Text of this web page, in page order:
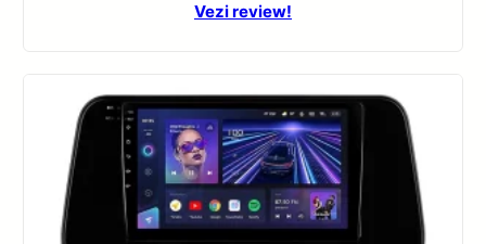
Vezi review!